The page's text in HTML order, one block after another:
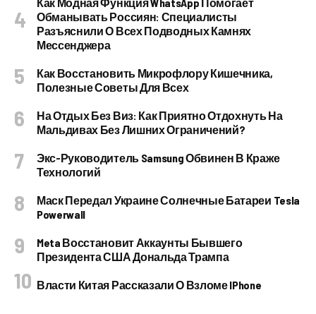
Обманывать Россиян: Специалисты
Разъяснили О Всех Подводных Камнях
Мессенджера
Как Восстановить Микрофлору Кишечника,
Полезные Советы Для Всех
На Отдых Без Виз: Как Приятно Отдохнуть На
Мальдивах Без Лишних Ограничений?
Экс-Руководитель Samsung Обвинен В Краже
Технологий
Маск Передал Украине Солнечные Батареи Tesla
Powerwall
Meta Восстановит Аккаунты Бывшего
Президента США Дональда Трампа
Власти Китая Рассказали О Взломе IPhone